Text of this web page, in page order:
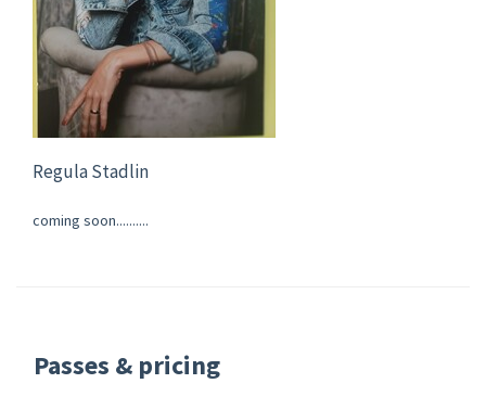
Regula Stadlin
coming soon..........
Passes & pricing